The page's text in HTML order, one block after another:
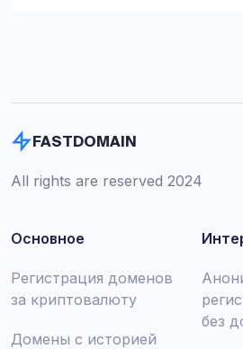
FASTDOMAIN
All rights are reserved 2024
Основное
Регистрация доменов
за криптовалюту
Домены с историей
без